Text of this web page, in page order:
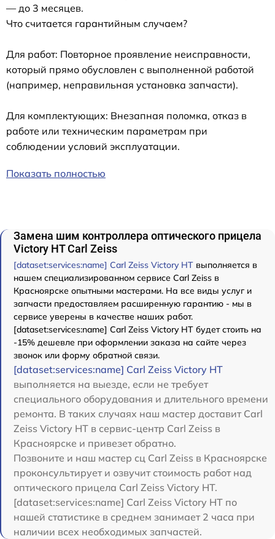
— до 3 месяцев.
Что считается гарантийным случаем?
Для работ: Повторное проявление неисправности,
который прямо обусловлен с выполненной работой
(например, неправильная установка запчасти).
Для комплектующих: Внезапная поломка, отказ в
работе или техническим параметрам при
соблюдении условий эксплуатации.
Показать полностью
Замена шим контроллера оптического прицела
Victory HT Carl Zeiss
[dataset:services:name] Carl Zeiss Victory HT выполняется в
нашем специализированном сервисе Carl Zeiss в
Красноярске опытными мастерами. На все виды услуг и
запчасти предоставляем расширенную гарантию - мы в
сервисе уверены в качестве наших работ.
[dataset:services:name] Carl Zeiss Victory HT будет стоить на
-15% дешевле при оформлении заказа на сайте через
звонок или форму обратной связи.
[dataset:services:name] Carl Zeiss Victory HT
выполняется на выезде, если не требует
специального оборудования и длительного времени
ремонта. В таких случаях наш мастер доставит Carl
Zeiss Victory HT в сервис-центр Carl Zeiss в
Красноярске и привезет обратно.
Позвоните и наш мастер сц Carl Zeiss в Красноярске
проконсультирует и озвучит стоимость работ над
оптического прицела Carl Zeiss Victory HT.
[dataset:services:name] Carl Zeiss Victory HT по
нашей статистике в среднем занимает 2 часа при
наличии всех необходимых запчастей.